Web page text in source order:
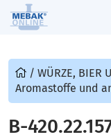
/ WÜRZE, BIER
Aromastoffe und
B-